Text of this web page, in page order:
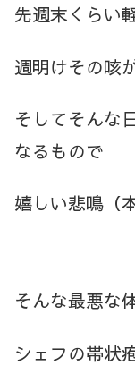
先週末くらい
週明けその咳
そしてそんな
なるもので
嬉しい悲鳴（
そんな最悪な
シェフの帯状